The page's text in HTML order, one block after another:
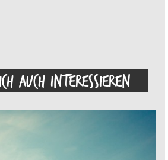
AUCH INTERESSIEREN